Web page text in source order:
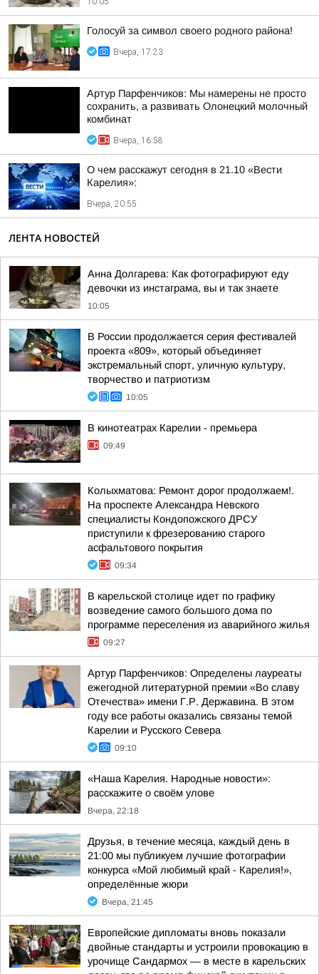
Голосуй за символ своего родного района!
Вчера, 17:23
Артур Парфенчиков: Мы намерены не просто
сохранить, а развивать Олонецкий молочный
комбинат
Вчера, 16:58
О чем расскажут сегодня в 21.10 «Вести
Карелия»:
Вчера, 20:55
ЛЕНТА НОВОСТЕЙ
Анна Долгарева: Как фотографируют еду
девочки из инстаграма, вы и так знаете
10:05
В России продолжается серия фестивалей
проекта «809», который объединяет
экстремальный спорт, уличную культуру,
творчество и патриотизм
10:05
В кинотеатрах Карелии - премьера
09:49
Колыхматова: Ремонт дорог продолжаем!.
На проспекте Александра Невского
специалисты Кондопожского ДРСУ
приступили к фрезерованию старого
асфальтового покрытия
09:34
В карельской столице идет по графику
возведение самого большого дома по
программе переселения из аварийного жилья
09:27
Артур Парфенчиков: Определены лауреаты
ежегодной литературной премии «Во славу
Отечества» имени Г.Р. Державина. В этом
году все работы оказались связаны темой
Карелии и Русского Севера
09:10
«Наша Карелия. Народные новости»:
расскажите о своём улове
Вчера, 22:18
Друзья, в течение месяца, каждый день в
21:00 мы публикуем лучшие фотографии
конкурса «Мой любимый край - Карелия!»,
определённые жюри
Вчера, 21:45
Европейские дипломаты вновь показали
двойные стандарты и устроили провокацию в
урочище Сандармох — в месте в карельских